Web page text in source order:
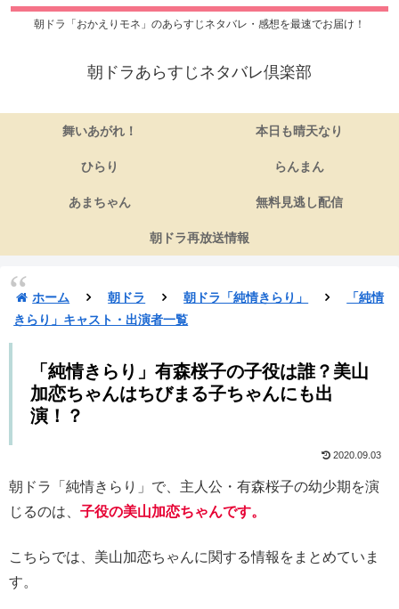
朝ドラ「おかえりモネ」のあらすじネタバレ・感想を最速でお届け！
朝ドラあらすじネタバレ倶楽部
舞いあがれ！ 本日も晴天なり
ひらり らんまん
あまちゃん 無料見逃し配信
朝ドラ再放送情報
ホーム 朝ドラ 朝ドラ「純情きらり」
「純情
きらり」キャスト・出演者一覧
「純情きらり」有森桜子の子役は誰？美山
加恋ちゃんはちびまる子ちゃんにも出
演！？
2020.09.03
朝ドラ「純情きらり」で、主人公・有森桜子の幼少期を演
じるのは、 子役の美山加恋ちゃんです。
こちらでは、美山加恋ちゃんに関する情報をまとめていま
す。